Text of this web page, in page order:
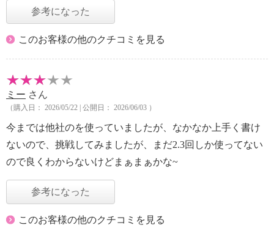
参考になった
このお客様の他のクチコミを見る
ミー さん
（購入日： 2026/05/22 | 公開日： 2026/06/03 ）
今までは他社のを使っていましたが、なかなか上手く書け
ないので、挑戦してみましたが、まだ2.3回しか使ってない
ので良くわからないけどまぁまぁかな~
参考になった
このお客様の他のクチコミを見る